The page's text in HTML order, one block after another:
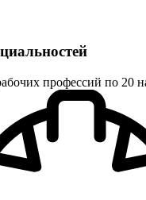
профессий по 20